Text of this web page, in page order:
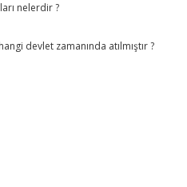
nelerdir ?
devlet zamanında atılmıştır ?